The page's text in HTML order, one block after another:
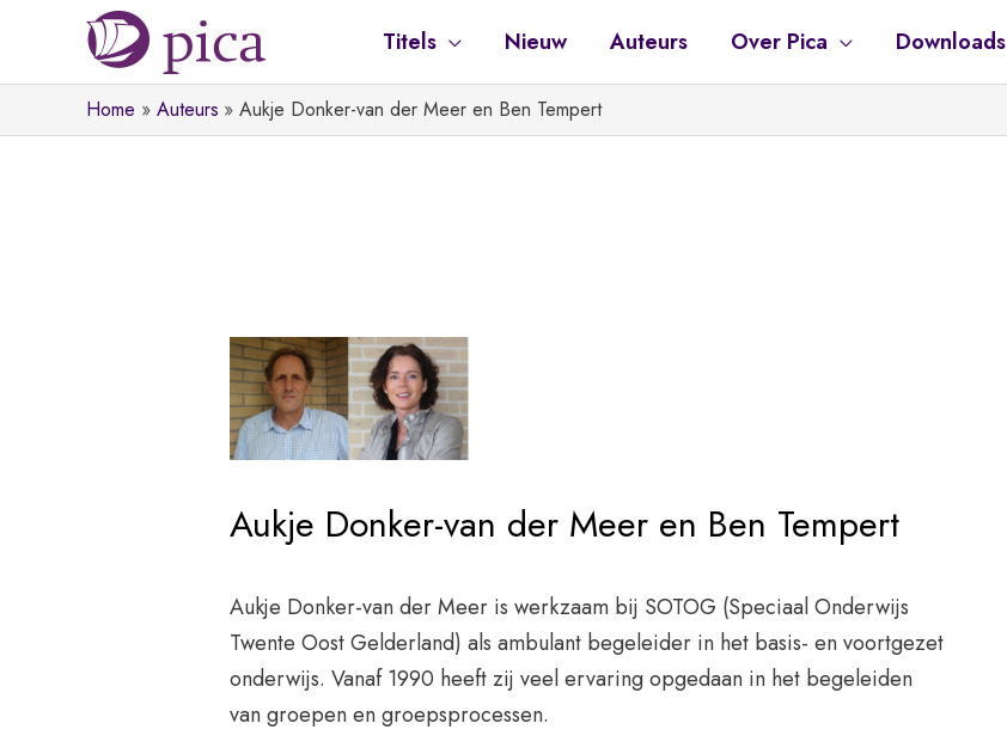
de
Titels Nieuw Auteurs Over Pica Downloads
Home Auteurs Aukje Donker-van der Meer en Ben Tempert
Aukje Donker-van der Meer en Ben Tempert
Aukje Donker-van der Meer is werkzaam bij SOTOG (Speciaal Onderwijs
Twente Oost Gelderland) als ambulant begeleider in het basis- en voortgezet
onderwijs. Vanaf 1990 heeft zij veel ervaring opgedaan in het begeleiden
van groepen en groepsprocessen.